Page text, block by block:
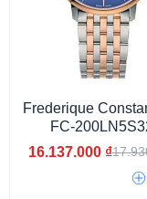
Frederique
FC-
16.137.000 ₫